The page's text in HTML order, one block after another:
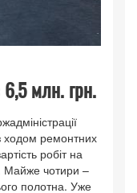
млн. грн.
ремонтних
робіт на
Майже чотири –
полотна. Уже